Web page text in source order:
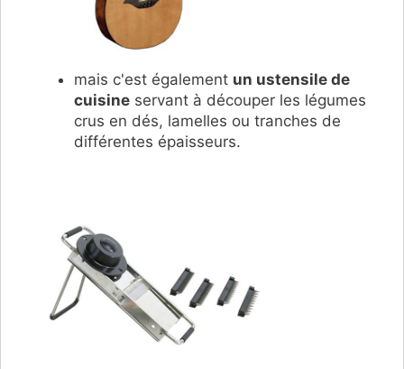
mais c'est également un ustensile de
cuisine servant à découper les légumes
crus en dés, lamelles ou tranches de
différentes épaisseurs.